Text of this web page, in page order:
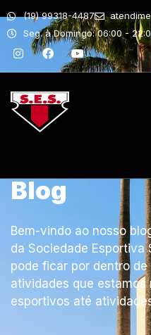
(19) 99318-4487
Seg. à Domingo: 06:00 -
Blog
Bem-vindo ao nosso
da Sociedade Esportiva
pode ficar por dentro
atividades que
esportivos até